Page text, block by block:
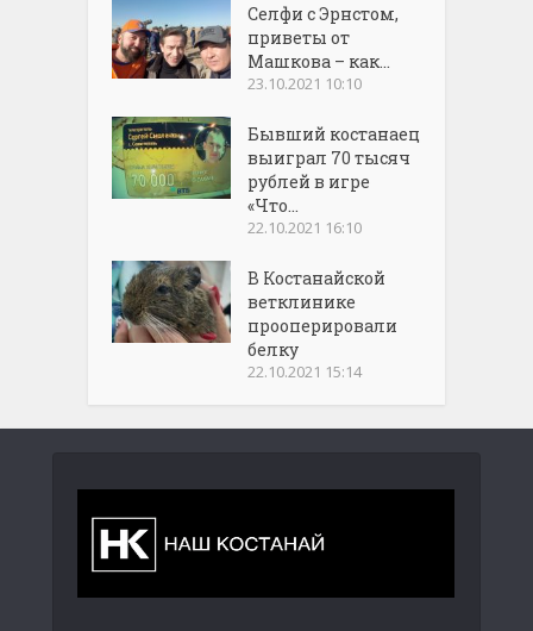
Селфи с Эрнстом,
приветы от
Машкова – как...
23.10.2021 10:10
Бывший костанаец
выиграл 70 тысяч
рублей в игре
«Что...
22.10.2021 16:10
В Костанайской
ветклинике
прооперировали
белку
22.10.2021 15:14